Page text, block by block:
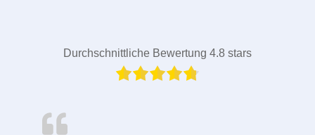
Durchschnittliche Bewertung 4.8 stars